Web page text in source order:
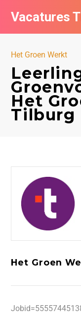
Vacatures
Het Groen Werkt
Het
Tilburg
Het Groen
Vacatures per
Nieuwsbrief feed